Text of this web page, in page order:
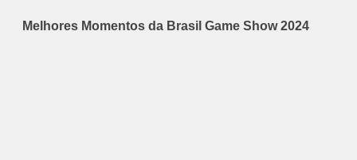
Melhores Momentos da Brasil Game Show 2024